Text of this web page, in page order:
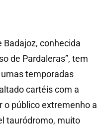
Badajoz, conhecida
de Pardaleras”, tem
temporadas
cartéis com a
o público extremenho a
tauródromo, muito